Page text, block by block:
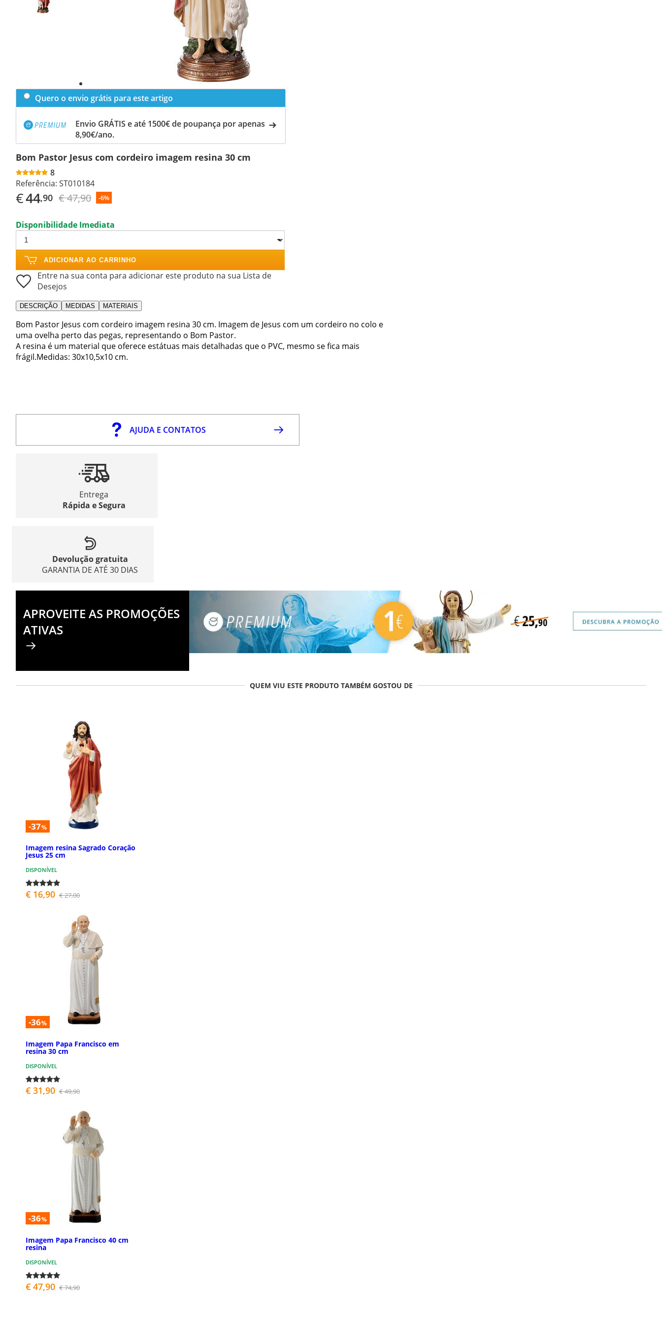
Quero o envio grátis para este artigo
Envio GRÁTIS e até 1500€ de poupança por apenas
8,90€/ano.
Bom Pastor Jesus com cordeiro imagem resina 30 cm
8
Referência: ST010184
€44,90 € 47,90 -6%
Disponibilidade Imediata
ADICIONAR AO CARRINHO
Entre na sua conta para adicionar este produto na sua Lista de
Desejos
DESCRIÇÃO MEDIDAS MATERIAIS
Bom Pastor Jesus com cordeiro imagem resina 30 cm. Imagem de Jesus com um cordeiro no colo e
uma ovelha perto das pegas, representando o Bom Pastor.
A resina é um material que oferece estátuas mais detalhadas que o PVC, mesmo se fica mais
frágil.Medidas: 30x10,5x10 cm.
AJUDA E CONTATOS
Entrega
Rápida e Segura
Devolução gratuita
GARANTIA DE ATÉ 30 DIAS
APROVEITE AS PROMOÇÕES
ATIVAS
QUEM VIU ESTE PRODUTO TAMBÉM GOSTOU DE
-37%
Imagem resina Sagrado Coração
Jesus 25 cm
DISPONÍVEL
€ 16,90 € 27,00
-36%
Imagem Papa Francisco em
resina 30 cm
DISPONÍVEL
€ 31,90 € 49,90
-36%
Imagem Papa Francisco 40 cm
resina
DISPONÍVEL
€ 47,90 € 74,90